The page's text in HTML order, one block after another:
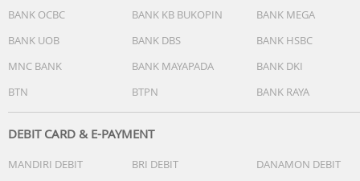
BANK OCBC
BANK KB BUKOPIN
BANK MEGA
BANK UOB
BANK DBS
BANK HSBC
MNC BANK
BANK MAYAPADA
BANK DKI
BTN
BTPN BANK RAYA
DEBIT CARD & E-PAYMENT
MANDIRI DEBIT BRI DEBIT
DANAMON DEBIT